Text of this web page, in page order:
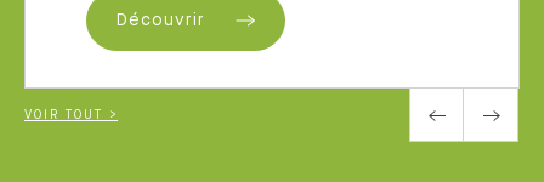
Découvrir
VOIR TOUT >